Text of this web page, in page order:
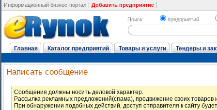
Информационный бизнес-портал Добавить предприятие
Поиск: предприятий
Главная Каталог предприятий Товары и услуги Тендеры и
Написать сообщение
Cообщения должны носить деловой характер.
Рассылка рекламных предложений(спама), продвижение своих товаров
При обнаружении подобных действий, доступ отправителя к сайту